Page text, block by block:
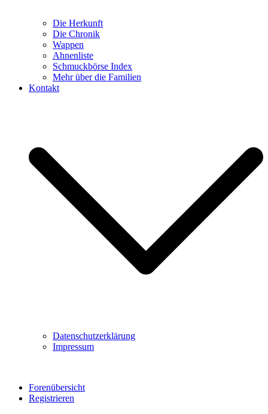
Die Herkunft
Die Chronik
Wappen
Ahnenliste
Schmuckbörse Index
Mehr über die Familien
Kontakt
Datenschutzerklärung
Impressum
Forenübersicht
Registrieren